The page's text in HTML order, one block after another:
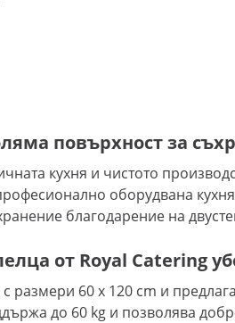
повърхност за
кухня и чистото
оборудвана
благодарение на
от Royal Catering
60 x 120 cm и
до 60 kg и позволява